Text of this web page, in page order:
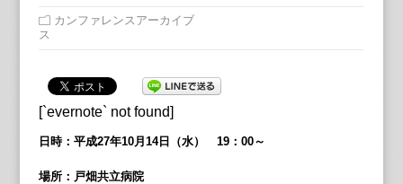
カンファレンスアーカイブ
ス
[`evernote` not found]
日時：平成27年10月14日（水） 19：00～
場所：戸畑共立病院